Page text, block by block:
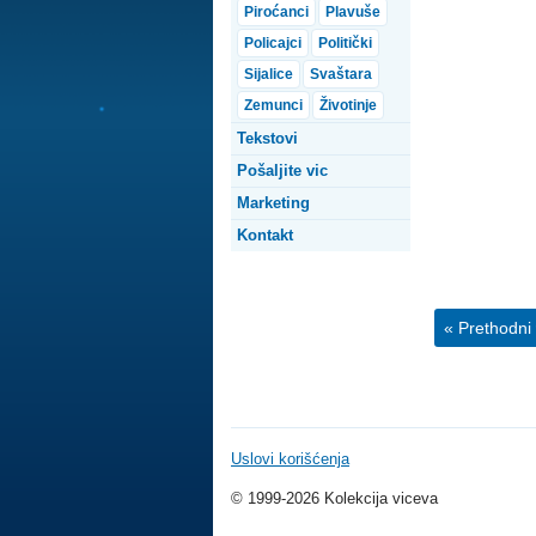
« Prethodni
Piroćanci
Plavuše
Policajci
Politički
Sijalice
Svaštara
Zemunci
Životinje
Tekstovi
Pošaljite vic
Marketing
Kontakt
Uslovi korišćenja
© 1999-2026 Kolekcija viceva